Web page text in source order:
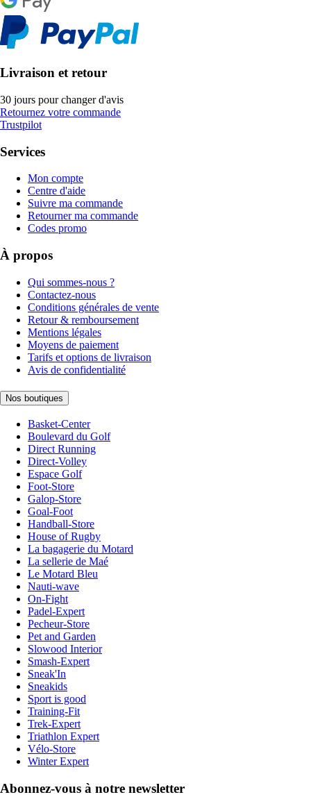
Livraison et retour
30 jours pour changer d'avis
Retournez votre commande
Trustpilot
Services
Mon compte
Centre d'aide
Suivre ma commande
Retourner ma commande
Codes promo
À propos
Qui sommes-nous ?
Contactez-nous
Conditions générales de vente
Retour & remboursement
Mentions légales
Moyens de paiement
Tarifs et options de livraison
Avis de confidentialité
Nos boutiques
Basket-Center
Boulevard du Golf
Direct Running
Direct-Volley
Espace Golf
Foot-Store
Galop-Store
Goal-Foot
Handball-Store
House of Rugby
La bagagerie du Motard
La sellerie de Maé
Le Motard Bleu
Nauti-wave
On-Fight
Padel-Expert
Pecheur-Store
Pet and Garden
Slowood Interior
Smash-Expert
Sneak'In
Sneakids
Sport is good
Training-Fit
Trek-Expert
Triathlon Expert
Vélo-Store
Winter Expert
Abonnez-vous à notre newsletter